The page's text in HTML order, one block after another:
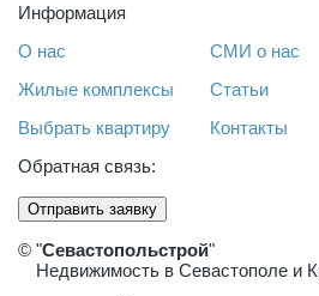
Информация
О нас
Жилые комплексы
Выбрать квартиру
СМИ о нас
Статьи
Контакты
Обратная связь:
Отправить заявку
© "Севастопольстрой"
Недвижимость в Севастополе и